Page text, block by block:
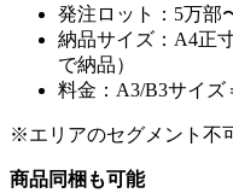
発注ロット：5万部
納品サイズ：A4正
で納品）
料金：A3/B3サイズ
※エリアのセグメント不
商品同梱も可能